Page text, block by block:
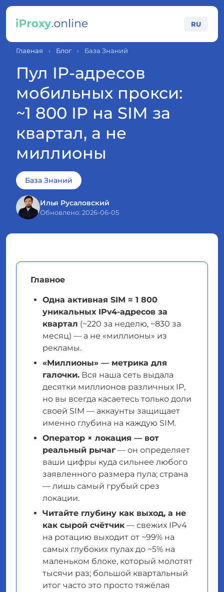
RU
Главная › Блог › База Знаний
Пул IP-адресов
мобильных прокси:
~1 800 IP на SIM за
квартал, а не
миллионы
База Знаний
Илья Русаловский
Обновлено: 2026-06-05
Главное
Одна активная SIM ≈ 1 800
уникальных IPv4-адресов за
квартал (~220 за неделю, ~830 за
месяц) — а не «миллионы» из
рекламы.
«Миллионы» — метрика для
галочки. Вся наша сеть выдала
десятки миллионов различных IP,
но вы всегда касаетесь только доли
своей SIM — аккаунты защищает
именно глубина на каждую SIM.
Оператор × локация — вот
реальный рычаг — он определяет
ваши цифры куда сильнее любого
заявленного размера пула; страна
— лишь самый грубый срез
локации.
Читайте глубину как выход, а не
как сырой счётчик — свежих IPv4
на ротацию выходит от ~99% на
самых глубоких пулах до ~5% на
маленьком блоке, который молотят
тысячи раз; большой квартальный
итог часто это просто тяжёлая